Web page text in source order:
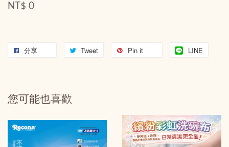
NT$ 0
分享 Tweet Pin it LINE
您可能也喜歡